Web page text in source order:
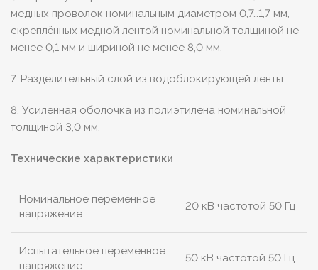
медных проволок номинальным диаметром 0,7…1,7 мм,
скреплённых медной лентой номинальной толщиной не
менее 0,1 мм и шириной не менее 8,0 мм.
7. Разделительный слой из водоблокирующей ленты.
8. Усиленная оболочка из полиэтилена номинальной
толщиной 3,0 мм.
Технические характеристики
Номинальное переменное
напряжение
20 кВ частотой 50 Гц
Испытательное переменное
напряжение
50 кВ частотой 50 Гц